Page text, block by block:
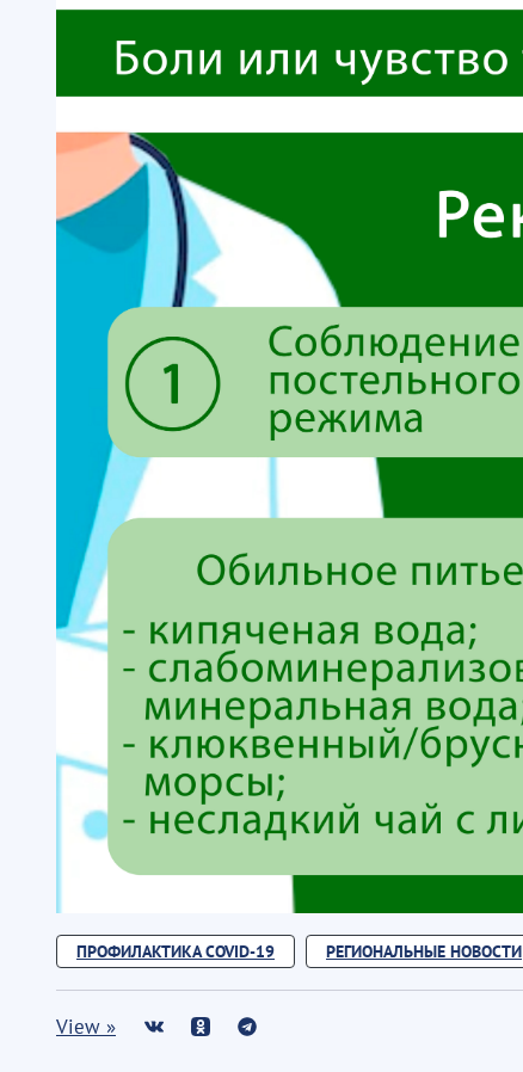
ПРОФИЛАКТИКА COVID-19 РЕГИОНАЛЬНЫЕ НОВОСТИ
View »